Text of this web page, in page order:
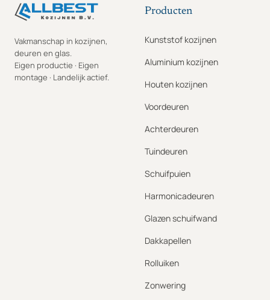
Vakmanschap in kozijnen,
deuren en glas.
Eigen productie · Eigen
montage · Landelijk actief.
Producten
Kunststof kozijnen
Aluminium kozijnen
Houten kozijnen
Voordeuren
Achterdeuren
Tuindeuren
Schuifpuien
Harmonicadeuren
Glazen schuifwand
Dakkapellen
Rolluiken
Zonwering